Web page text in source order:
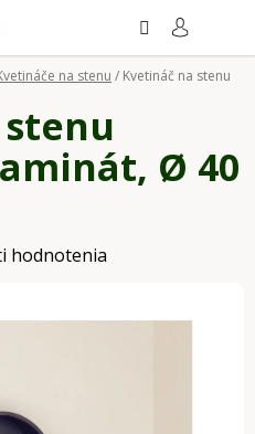
na stenu / Kvetináč na stenu
Ø 40
hodnotenia